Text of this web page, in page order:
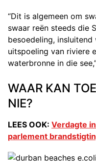
“Dit is algemeen om
swaar reën steeds die
besoedeling,
uitspoeling van riviere
waterbronne in die
WAAR KAN
NIE?
LEES OOK: Verdagte
parlement